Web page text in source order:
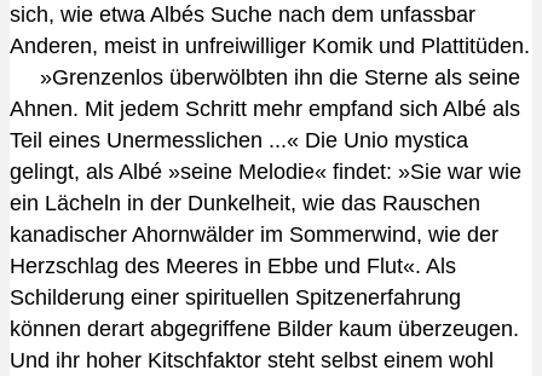
sich, wie etwa Albés Suche nach dem unfassbar
Anderen, meist in unfreiwilliger Komik und Plattitüden.
»Grenzenlos überwölbten ihn die Sterne als seine
Ahnen. Mit jedem Schritt mehr empfand sich Albé als
Teil eines Unermesslichen ...« Die Unio mystica
gelingt, als Albé »seine Melodie« findet: »Sie war wie
ein Lächeln in der Dunkelheit, wie das Rauschen
kanadischer Ahornwälder im Sommerwind, wie der
Herzschlag des Meeres in Ebbe und Flut«. Als
Schilderung einer spirituellen Spitzenerfahrung
können derart abgegriffene Bilder kaum überzeugen.
Und ihr hoher Kitschfaktor steht selbst einem wohl